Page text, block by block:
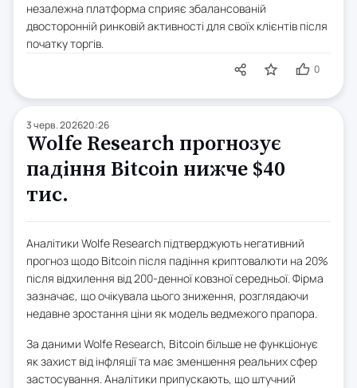
незалежна платформа сприяє збалансованій
двосторонній ринковій активності для своїх клієнтів після
початку торгів.
0
3 черв. 202620:26
Wolfe Research прогнозує
падіння Bitcoin нижче $40
тис.
Аналітики Wolfe Research підтверджують негативний
прогноз щодо Bitcoin після падіння криптовалюти на 20%
після відхилення від 200-денної ковзної середньої. Фірма
зазначає, що очікувала цього зниження, розглядаючи
недавне зростання ціни як модель ведмежого прапора.
За даними Wolfe Research, Bitcoin більше не функціонує
як захист від інфляції та має зменшення реальних сфер
застосування. Аналітики припускають, що штучний